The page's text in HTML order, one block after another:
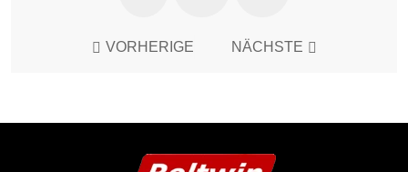
VORHERIGE NÄCHSTE